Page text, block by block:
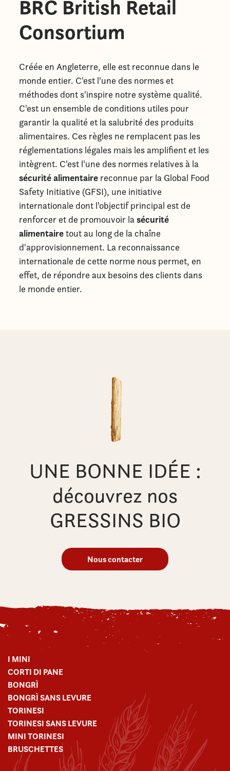
BRC British Retail
Consortium
Créée en Angleterre, elle est reconnue dans le
monde entier. C'est l'une des normes et
méthodes dont s'inspire notre système qualité.
C'est un ensemble de conditions utiles pour
garantir la qualité et la salubrité des produits
alimentaires. Ces règles ne remplacent pas les
réglementations légales mais les amplifient et les
intègrent. C'est l'une des normes relatives à la
sécurité alimentaire reconnue par la Global Food
Safety Initiative (GFSI), une initiative
internationale dont l'objectif principal est de
renforcer et de promouvoir lasécurité
alimentairetout au long de la chaîne
d'approvisionnement. La reconnaissance
internationale de cette norme nous permet, en
effet, de répondre aux besoins des clients dans
le monde entier.
UNE BONNE IDÉE :
découvrez nos
GRESSINS BIO
Nous contacter
I MINI
CORTI DI PANE
BONGRÌ
BONGRÌ SANS LEVURE
TORINESI
TORINESI SANS LEVURE
MINI TORINESI
BRUSCHETTES